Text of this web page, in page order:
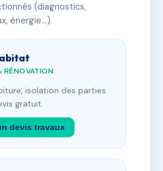
(diagnostics,
énergie…).
RÉNOVATION
isolation des parties
gratuit.
devis travaux